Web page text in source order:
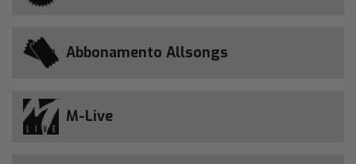
Abbonamento Allsongs
M-Live